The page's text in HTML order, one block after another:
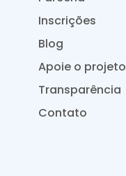
Inscrições
Blog
Apoie o projeto
Transparência
Contato